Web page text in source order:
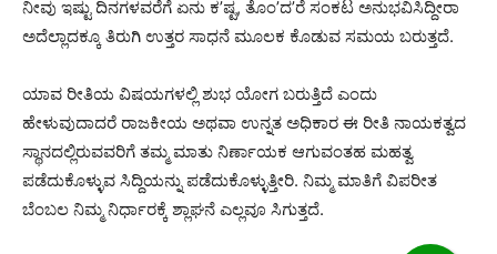
ನೀವು ಇಷ್ಟು ದಿನಗಳವರೆಗೆ ಏನು ಕ’ಷ್ಟ, ತೊಂ’ದ’ರೆ ಸಂಕಟ ಅನುಭವಿಸಿದ್ದೀರಾ
ಅದೆಲ್ಲಾದಕ್ಕೂ ತಿರುಗಿ ಉತ್ತರ ಸಾಧನೆ ಮೂಲಕ ಕೊಡುವ ಸಮಯ ಬರುತ್ತದೆ.
ಯಾವ ರೀತಿಯ ವಿಷಯಗಳಲ್ಲಿ ಶುಭ ಯೋಗ ಬರುತ್ತಿದೆ ಎಂದು
ಹೇಳುವುದಾದರೆ ರಾಜಕೀಯ ಅಥವಾ ಉನ್ನತ ಅಧಿಕಾರ ಈ ರೀತಿ ನಾಯಕತ್ವದ
ಸ್ಥಾನದಲ್ಲಿರುವವರಿಗೆ ತಮ್ಮ ಮಾತು ನಿರ್ಣಾಯಕ ಆಗುವಂತಹ ಮಹತ್ವ
ಪಡೆದುಕೊಳ್ಳುವ ಸಿದ್ದಿಯನ್ನು ಪಡೆದುಕೊಳ್ಳುತ್ತೀರಿ. ನಿಮ್ಮ ಮಾತಿಗೆ ವಿಪರೀತ
ಬೆಂಬಲ ನಿಮ್ಮ ನಿರ್ಧಾರಕ್ಕೆ ಶ್ಲಾಘನೆ ಎಲ್ಲವೂ ಸಿಗುತ್ತದೆ.